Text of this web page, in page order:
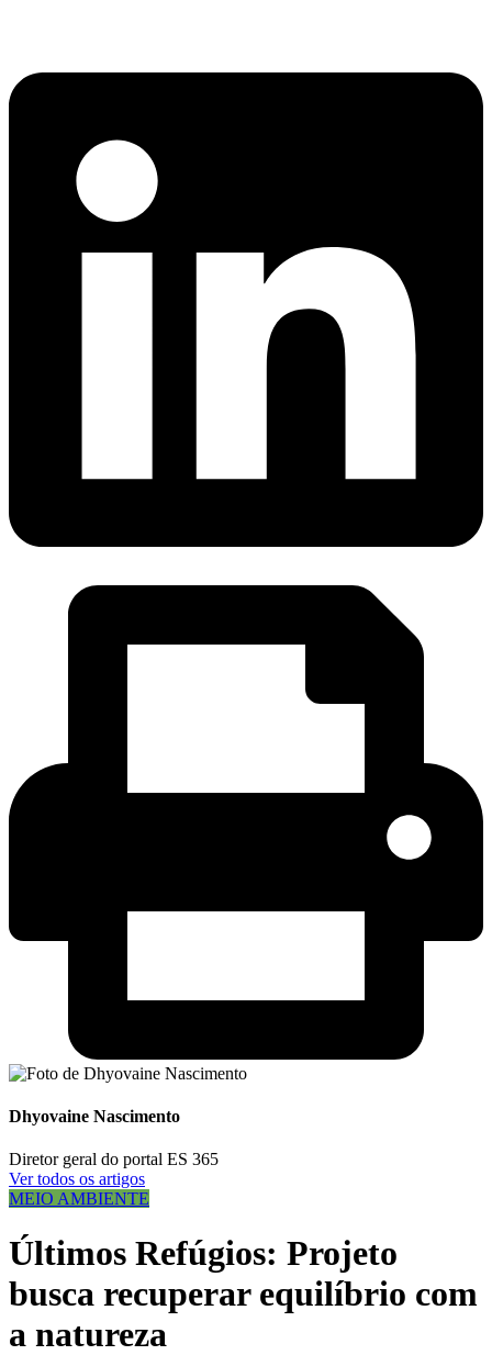
Dhyovaine Nascimento
Diretor geral do portal ES 365
Ver todos os artigos
MEIO AMBIENTE
Últimos Refúgios: Projeto
busca recuperar equilíbrio com
a natureza